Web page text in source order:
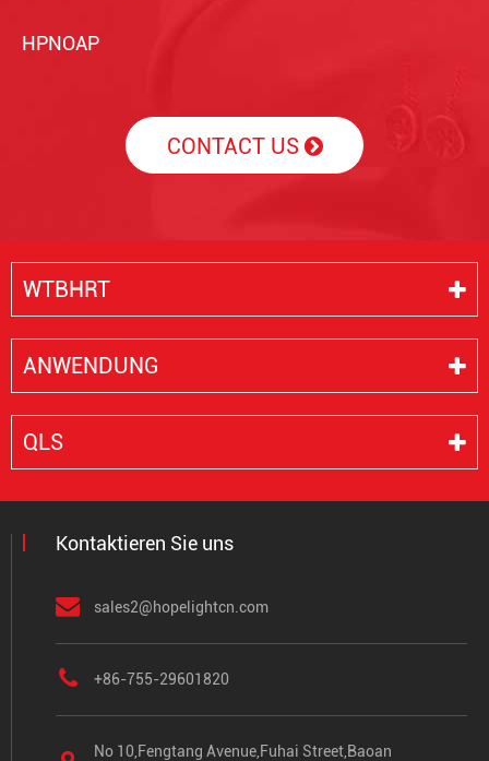
HPNOAP
CONTACT US
WTBHRT
ANWENDUNG
QLS
Kontaktieren Sie uns
sales2@hopelightcn.com
+86-755-29601820
No 10,Fengtang Avenue,Fuhai Street,Baoan